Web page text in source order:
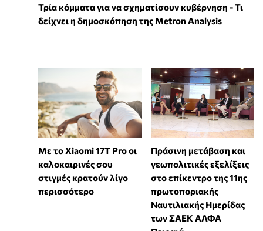
Τρία κόμματα για να σχηματίσουν κυβέρνηση - Τι
δείχνει η δημοσκόπηση της Metron Analysis
Με το Xiaomi 17T Pro οι
καλοκαιρινές σου
στιγμές κρατούν λίγο
περισσότερο
Πράσινη μετάβαση και
γεωπολιτικές εξελίξεις
στο επίκεντρο της 11ης
πρωτοποριακής
Ναυτιλιακής Ημερίδας
των ΣΑΕΚ ΑΛΦΑ